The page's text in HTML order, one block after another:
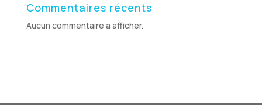
Commentaires récents
Aucun commentaire à afficher.